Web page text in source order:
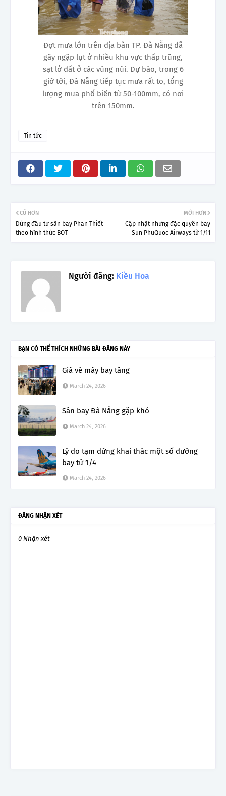
Đợt mưa lớn trên địa bàn TP. Đà Nẵng đã
gây ngập lụt ở nhiều khu vực thấp trũng,
sạt lở đất ở các vùng núi. Dự báo, trong 6
giờ tới, Đà Nẵng tiếp tục mưa rất to, tổng
lượng mưa phổ biến từ 50-100mm, có nơi
trên 150mm.
Tin tức
MỚI HƠN
Cập nhật những đặc quyền bay
Sun PhuQuoc Airways từ 1/11
CŨ HƠN
Dừng đầu tư sân bay Phan Thiết
theo hình thức BOT
Người đăng: Kiều Hoa
BẠN CÓ THỂ THÍCH NHỮNG BÀI ĐĂNG NÀY
Giá vé máy bay tăng
March 24, 2026
Sân bay Đà Nẵng gặp khó
March 24, 2026
Lý do tạm dừng khai thác một số đường
bay từ 1/4
March 24, 2026
ĐĂNG NHẬN XÉT
0 Nhận xét